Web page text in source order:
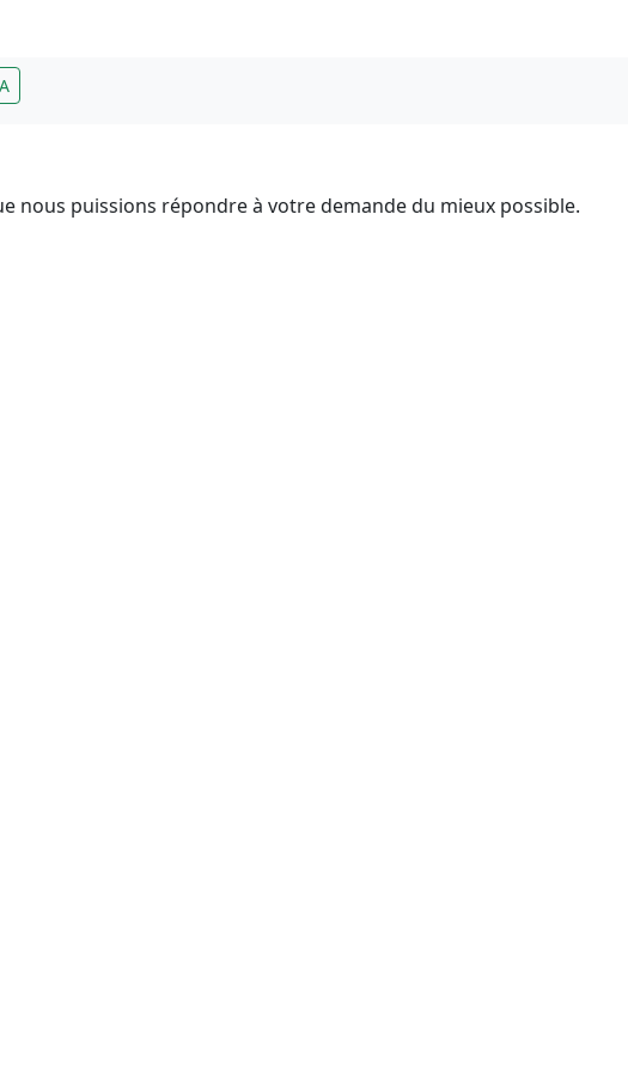
nous puissions répondre à votre demande du mieux possible.